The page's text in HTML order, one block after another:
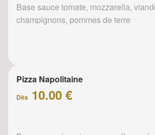
Base sauce tomate, mozzarella,
champignons, pommes de terre
Pizza Napolitaine
Dès 10.00 €